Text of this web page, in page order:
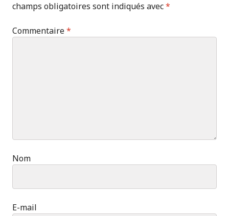
champs obligatoires sont indiqués avec*
Commentaire*
Nom
E-mail